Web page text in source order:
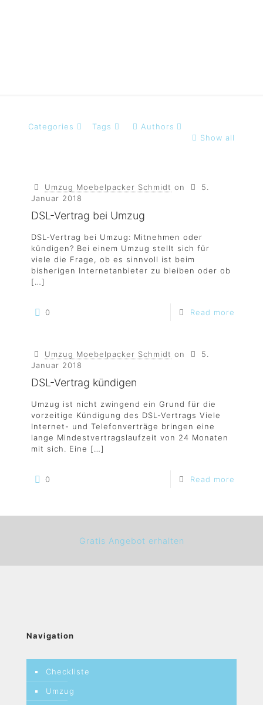
Categories Tags
Authors
Show all
Umzug Moebelpacker Schmidt on
5.
Januar 2018
DSL-Vertrag bei Umzug
DSL-Vertrag bei Umzug: Mitnehmen oder
kündigen? Bei einem Umzug stellt sich für
viele die Frage, ob es sinnvoll ist beim
bisherigen Internetanbieter zu bleiben oder ob
[…]
0 Read more
Umzug Moebelpacker Schmidt on
5.
Januar 2018
DSL-Vertrag kündigen
Umzug ist nicht zwingend ein Grund für die
vorzeitige Kündigung des DSL-Vertrags Viele
Internet- und Telefonverträge bringen eine
lange Mindestvertragslaufzeit von 24 Monaten
mit sich. Eine […]
0 Read more
Gratis Angebot erhalten
Navigation
Checkliste
Umzug